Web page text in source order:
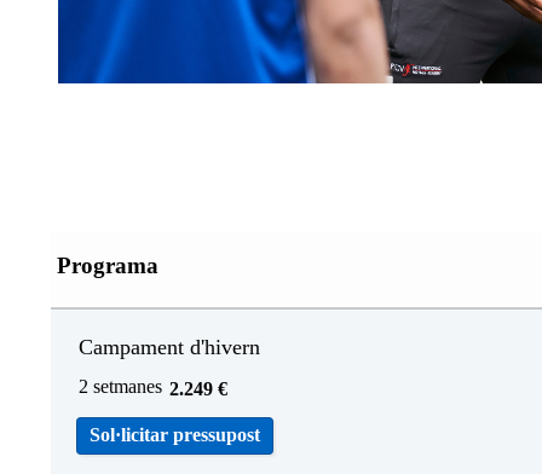
Programa
Campament d'hivern
2 setmanes 2.249 €
Sol·licitar pressupost